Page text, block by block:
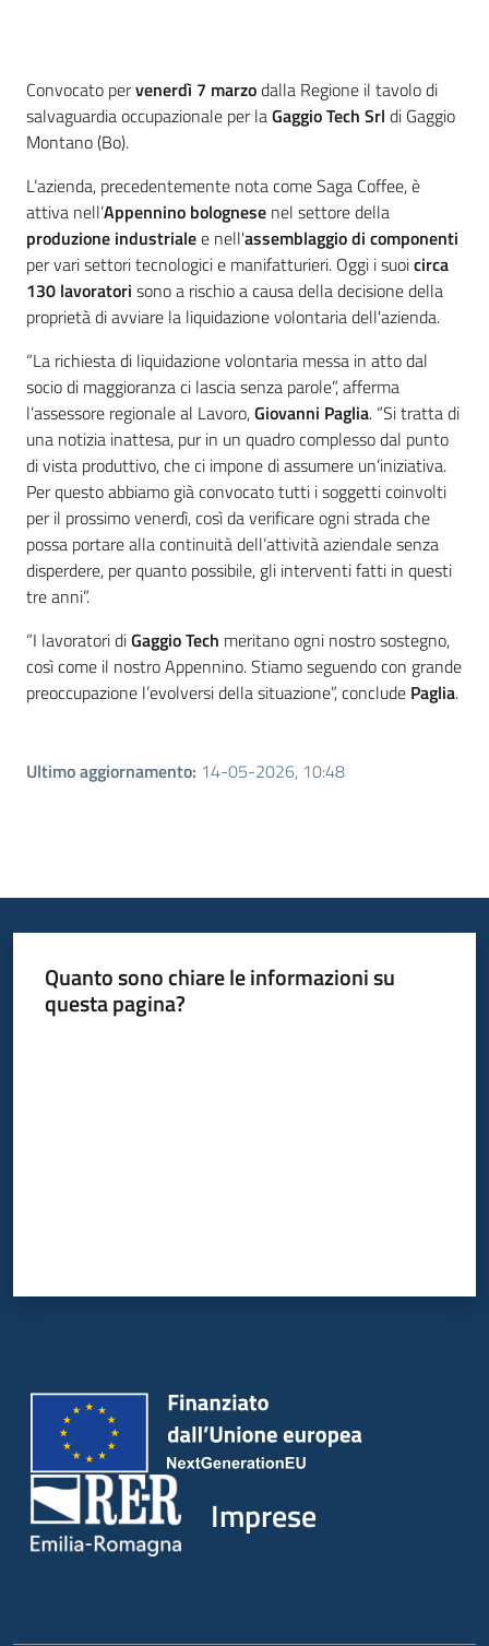
su
Introduzione
Convocato pervenerdì 7 marzodalla Regione il tavolo di
salvaguardia occupazionale per laGaggio Tech Srl di Gaggio
Montano (Bo).
L’azienda, precedentemente nota come Saga Coffee, è
attiva nell’Appennino bolognese nel settore della
produzione industrialee nell'assemblaggio di componenti
per vari settori tecnologici e manifatturieri. Oggi i suoicirca
130 lavoratori sono a rischio a causa della decisione della
proprietà di avviare la liquidazione volontaria dell'azienda.
“La richiesta di liquidazione volontaria messa in atto dal
socio di maggioranza ci lascia senza parole”, afferma
l’assessore regionale al Lavoro,Giovanni Paglia. “Si tratta di
una notizia inattesa, pur in un quadro complesso dal punto
di vista produttivo, che ci impone di assumere un’iniziativa.
Per questo abbiamo già convocato tutti i soggetti coinvolti
per il prossimo venerdì, così da verificare ogni strada che
possa portare alla continuità dell’attività aziendale senza
disperdere, per quanto possibile, gli interventi fatti in questi
tre anni”.
“I lavoratori diGaggio Tech meritano ogni nostro sostegno,
così come il nostro Appennino. Stiamo seguendo con grande
preoccupazione l’evolversi della situazione”, conclude Paglia.
Ultimo aggiornamento: 14-05-2026, 10:48
Quanto sono chiare le informazioni su
questa pagina?
Imprese